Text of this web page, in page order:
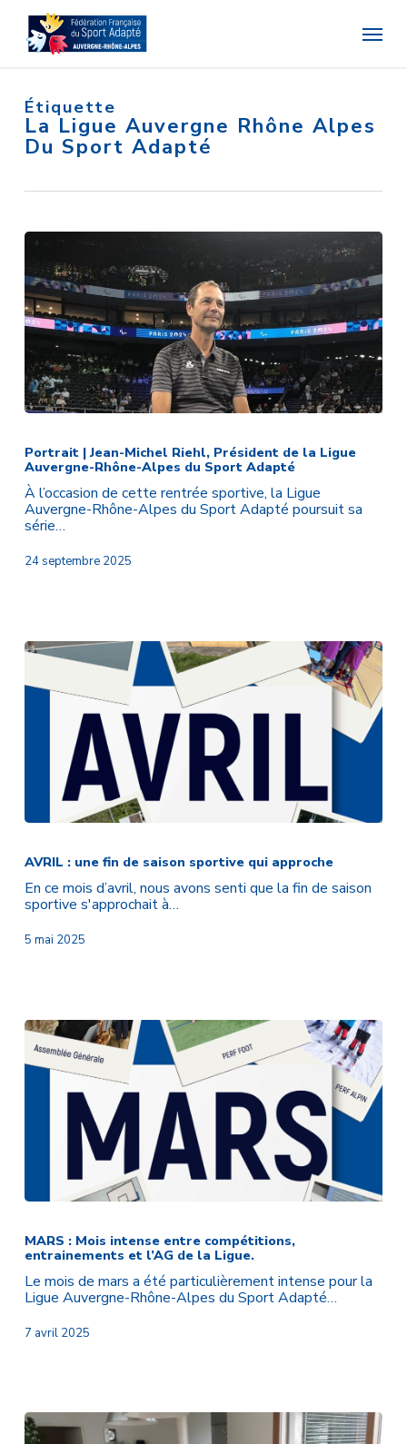
main
content
Menu
Étiquette
La Ligue Auvergne Rhône Alpes
Du Sport Adapté
Jean-
Michel
Riehl,
Président
de
la
Ligue
Auvergne-
Adapté
Portrait | Jean-Michel Riehl, Président de la Ligue
Auvergne-Rhône-Alpes du Sport Adapté
À l’occasion de cette rentrée sportive, la Ligue
Auvergne-Rhône-Alpes du Sport Adapté poursuit sa
série…
24 septembre 2025
une
fin
de
saison
qui
AVRIL : une fin de saison sportive qui approche
En ce mois d’avril, nous avons senti que la fin de saison
sportive s'approchait à…
5 mai 2025
MARS
Mois
intense
entre
compétitions,
entrainements
et
l’AG
MARS : Mois intense entre compétitions,
entrainements et l’AG de la Ligue.
Le mois de mars a été particulièrement intense pour la
Ligue Auvergne-Rhône-Alpes du Sport Adapté…
7 avril 2025